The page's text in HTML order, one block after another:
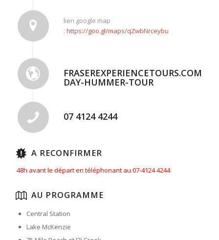
lien google map
: https://goo.gl/maps/qZwbNrceybu
DAY-HUMMER-TOUR
07 4124 4244
A RECONFIRMER
48h avant le départ en téléphonant au 07-4124 4244
AU PROGRAMME
Central Station
Lake McKenzie